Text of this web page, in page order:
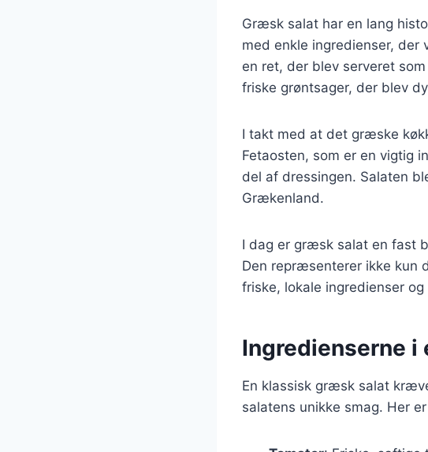
Græsk salat har en lang
med enkle ingredienser,
en ret, der blev serveret
friske grøntsager, der blev
I takt med at det græske
Fetaosten, som er en vigtig
del af dressingen. Salaten
Grækenland.
I dag er græsk salat en fast
Den repræsenterer ikke
friske, lokale ingredienser
Ingredienserne
En klassisk græsk salat
salatens unikke smag. Her